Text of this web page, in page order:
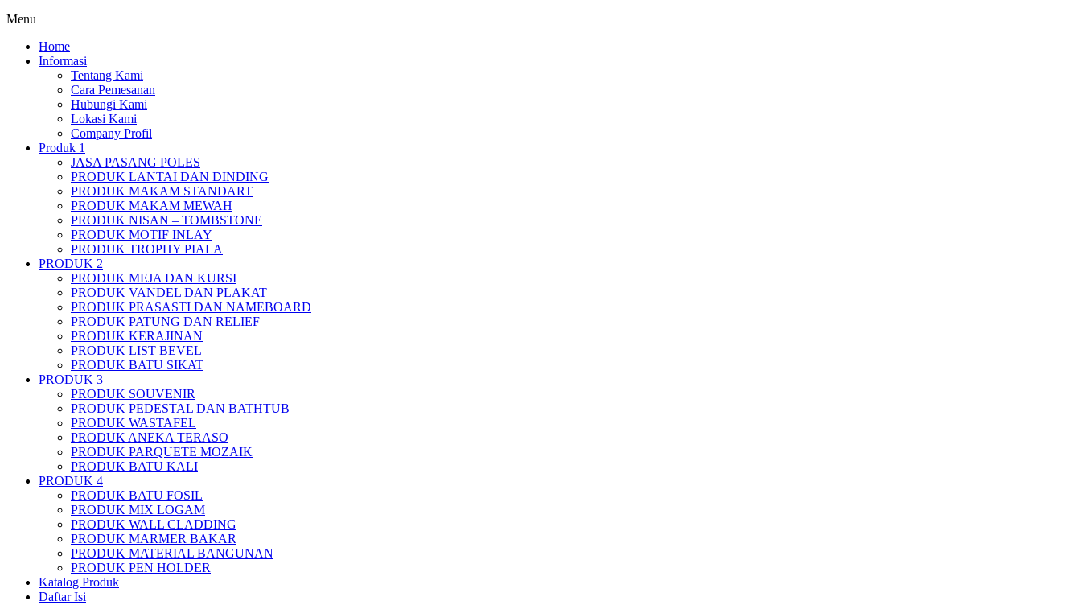
Menu
Home
Informasi
Tentang Kami
Cara Pemesanan
Hubungi Kami
Lokasi Kami
Company Profil
Produk 1
JASA PASANG POLES
PRODUK LANTAI DAN DINDING
PRODUK MAKAM STANDART
PRODUK MAKAM MEWAH
PRODUK NISAN – TOMBSTONE
PRODUK MOTIF INLAY
PRODUK TROPHY PIALA
PRODUK 2
PRODUK MEJA DAN KURSI
PRODUK VANDEL DAN PLAKAT
PRODUK PRASASTI DAN NAMEBOARD
PRODUK PATUNG DAN RELIEF
PRODUK KERAJINAN
PRODUK LIST BEVEL
PRODUK BATU SIKAT
PRODUK 3
PRODUK SOUVENIR
PRODUK PEDESTAL DAN BATHTUB
PRODUK WASTAFEL
PRODUK ANEKA TERASO
PRODUK PARQUETE MOZAIK
PRODUK BATU KALI
PRODUK 4
PRODUK BATU FOSIL
PRODUK MIX LOGAM
PRODUK WALL CLADDING
PRODUK MARMER BAKAR
PRODUK MATERIAL BANGUNAN
PRODUK PEN HOLDER
Katalog Produk
Daftar Isi